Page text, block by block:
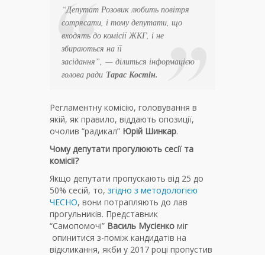
“Депутат Розовик любить повітря
сотрясати, і тому депутати, що
входять до комісії ЖКГ, і не
збираються на її
засідання”, — ділиться інформацією
голова ради Тарас Костін.
Регламентну комісію, головування в
якій, як правило, віддають опозиції,
очолив “радикал” Юрій Шинкар.
Чому депутати прогулюють сесії та
комісії?
Якщо депутати пропускають від 25 до
50% сесій, то, згідно з методологією
ЧЕСНО, вони потрапляють до лав
прогульників. Представник
“Самопомочі” Василь Мусієнко міг
опинитися з-поміж кандидатів на
відкликання, якби у 2017 році пропустив